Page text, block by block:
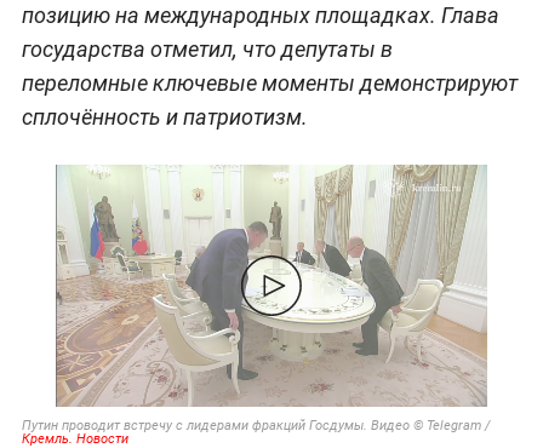
позицию на международных площадках. Глава
государства отметил, что депутаты в
переломные ключевые моменты демонстрируют
сплочённость и патриотизм.
Путин проводит встречу с лидерами фракций Госдумы. Видео © Telegram /
Кремль. Новости